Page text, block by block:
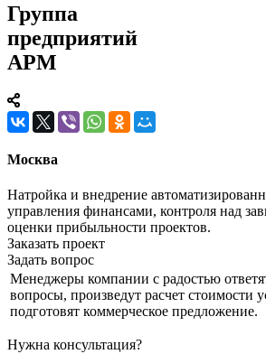
Группа
предприятий
АРМ
Москва
Натройка и внедрение
управления финансами, контроля над
оценки прибыльности проектов.
Заказать проект
Задать вопрос
Менеджеры компании с радостью
вопросы, произведут расчет стоимости
подготовят коммерческое предложение.
Нужна консультация?